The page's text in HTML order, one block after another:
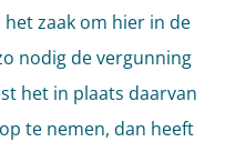
zaak om hier in de
nodig de vergunning
het in plaats daarvan
te nemen, dan heeft